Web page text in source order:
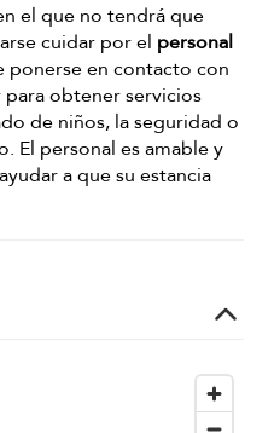
el que no tendrá que
cuidar por el personal
ponerse en contacto con
obtener servicios
de niños, la seguridad o
El personal es amable y
a que su estancia